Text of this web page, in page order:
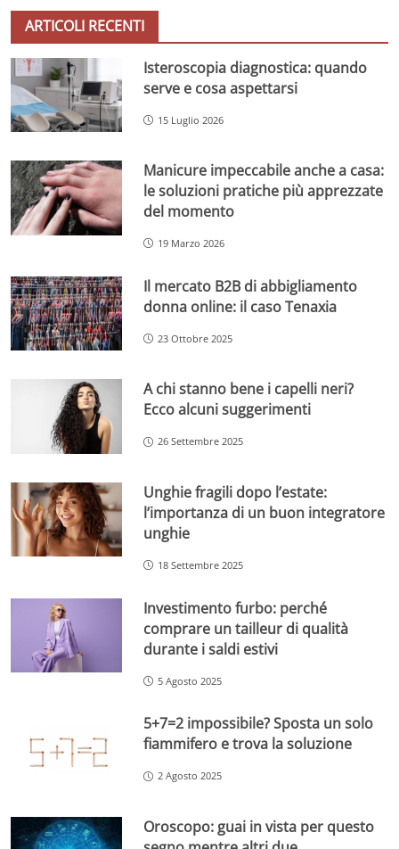
ARTICOLI RECENTI
Isteroscopia diagnostica: quando
serve e cosa aspettarsi
15 Luglio 2026
Manicure impeccabile anche a casa:
le soluzioni pratiche più apprezzate
del momento
19 Marzo 2026
Il mercato B2B di abbigliamento
donna online: il caso Tenaxia
23 Ottobre 2025
A chi stanno bene i capelli neri?
Ecco alcuni suggerimenti
26 Settembre 2025
Unghie fragili dopo l’estate:
l’importanza di un buon integratore
unghie
18 Settembre 2025
Investimento furbo: perché
comprare un tailleur di qualità
durante i saldi estivi
5 Agosto 2025
5+7=2 impossibile? Sposta un solo
fiammifero e trova la soluzione
2 Agosto 2025
Oroscopo: guai in vista per questo